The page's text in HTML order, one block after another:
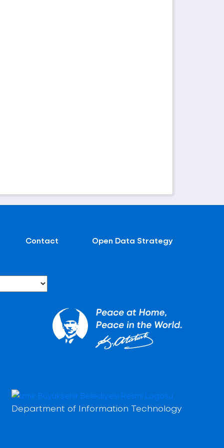
Contact Open Data Strategy
Department of Information Technology